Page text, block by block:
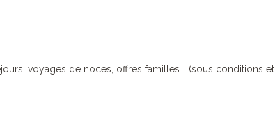
voyages de noces, offres familles... (sous conditions